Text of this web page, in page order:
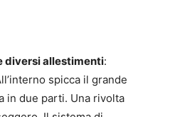
diversi allestimenti:
spicca il grande
in due parti. Una rivolta